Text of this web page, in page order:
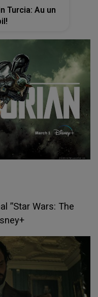
Turcia: Au un
”Star Wars: The